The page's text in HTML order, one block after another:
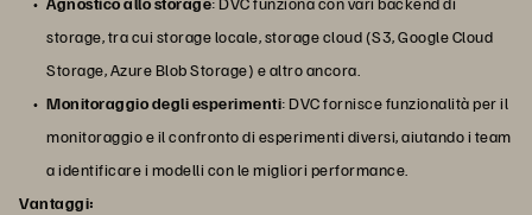
storage, tra cui storage locale, storage cloud (S3, Google Cloud
Storage, Azure Blob Storage) e altro ancora.
Monitoraggio degli esperimenti: DVC fornisce funzionalità per il
monitoraggio e il confronto di esperimenti diversi, aiutando i team
a identificare i modelli con le migliori performance.
Vantaggi: